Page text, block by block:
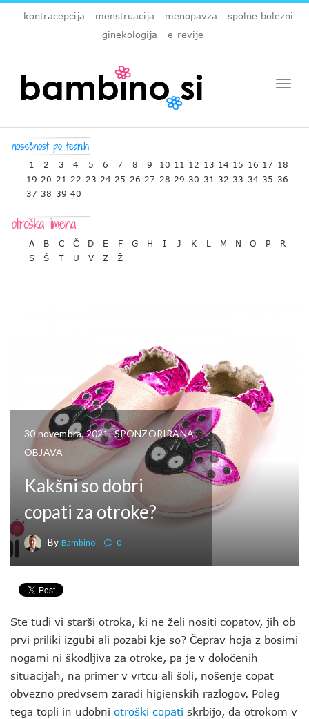
kontracepcija menstruacija menopavza
spolne bolezni
ginekologija
e-revije
1 2 3 4 5 6 7 8 9 10 11 12 13 14 15 16 17 18
19 20 21 22 23 24 25 26 27 28 29 30 31 32 33 34 35 36
37 38 39 40
A B C Č D E F G H I J K L M N O P
R
S
Š T U V Z Ž
30 novembra, 2021 SPONZORIRANA
OBJAVA
Kakšni so dobri
copati za otroke?
By Bambino 0
Ste tudi vi starši otroka, ki ne želi nositi copatov, jih ob
prvi priliki izgubi ali pozabi kje so? Čeprav hoja z bosimi
nogami ni škodljiva za otroke, pa je v določenih
situacijah, na primer v vrtcu ali šoli, nošenje copat
obvezno predvsem zaradi higienskih razlogov. Poleg
tega topli in udobni otroški copati skrbijo, da otrokom v